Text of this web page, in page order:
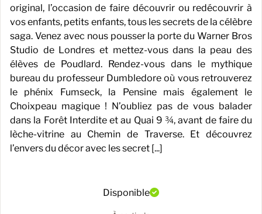
original, l’occasion de faire découvrir ou redécouvrir à
vos enfants, petits enfants, tous les secrets de la célèbre
saga. Venez avec nous pousser la porte du Warner Bros
Studio de Londres et mettez-vous dans la peau des
élèves de Poudlard. Rendez-vous dans le mythique
bureau du professeur Dumbledore où vous retrouverez
le phénix Fumseck, la Pensine mais également le
Choixpeau magique ! N’oubliez pas de vous balader
dans la Forêt Interdite et au Quai 9 ¾, avant de faire du
lèche-vitrine au Chemin de Traverse. Et découvrez
l’envers du décor avec les secret [...]
Disponible